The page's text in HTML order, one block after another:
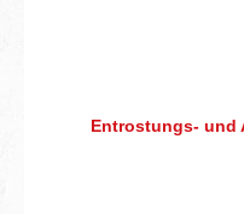
Entrostungs- und